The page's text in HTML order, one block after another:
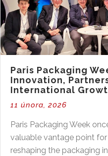
Paris Packaging
Innovation,
International
11 února, 2026
Paris Packaging Week
valuable vantage point
reshaping the packaging